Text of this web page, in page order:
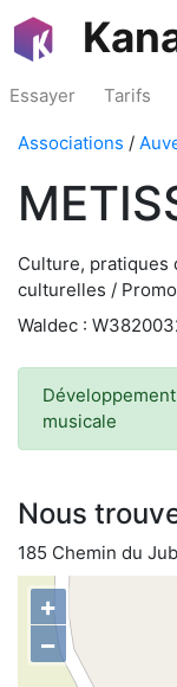
Essayer Tarifs
Associations /
Culture, pratiques
culturelles /
Waldec :
musicale
Nous
185 Chemin du
+
−